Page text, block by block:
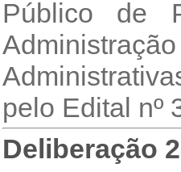
Público de
pelo Edital nº
Deliberação